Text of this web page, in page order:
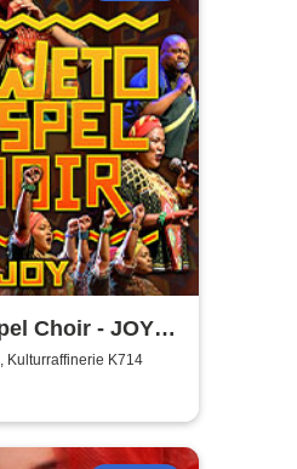
Choir - JOY!
Kulturraffinerie K714